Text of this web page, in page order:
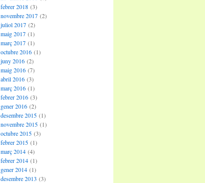
febrer 2018(3)
novembre 2017(2)
juliol 2017(2)
maig 2017(1)
març 2017(1)
octubre 2016(1)
juny 2016(2)
maig 2016(7)
abril 2016(3)
març 2016(1)
febrer 2016(3)
gener 2016(2)
desembre 2015(1)
novembre 2015(1)
octubre 2015(3)
febrer 2015(1)
març 2014(4)
febrer 2014(1)
gener 2014(1)
desembre 2013 (3)